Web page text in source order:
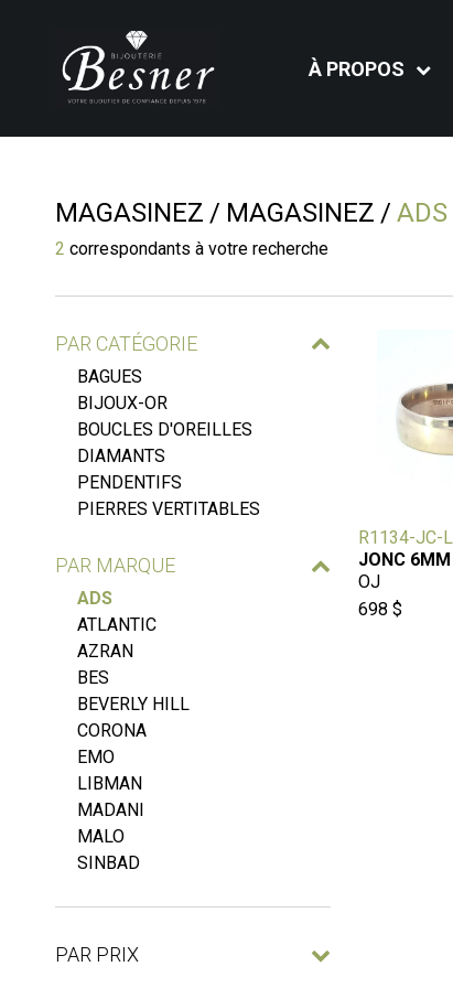
À PROPOS
MAGASINEZ MAGASINEZ ADS
2 correspondants à votre recherche
PAR CATÉGORIE
BAGUES
BIJOUX-OR
BOUCLES D'OREILLES
DIAMANTS
PENDENTIFS
PIERRES VERTITABLES
PAR MARQUE
ADS
ATLANTIC
AZRAN
BES
BEVERLY HILL
CORONA
EMO
LIBMAN
MADANI
MALO
SINBAD
PAR PRIX
R1134-JC-L
JONC 6MM
OJ
698 $